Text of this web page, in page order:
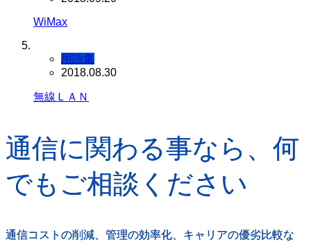
WiMax
用語集
2018.08.30
無線ＬＡＮ
通信に関わる事なら、何
でもご相談ください
通信コストの削減、管理の効率化、キャリアの優劣比較な